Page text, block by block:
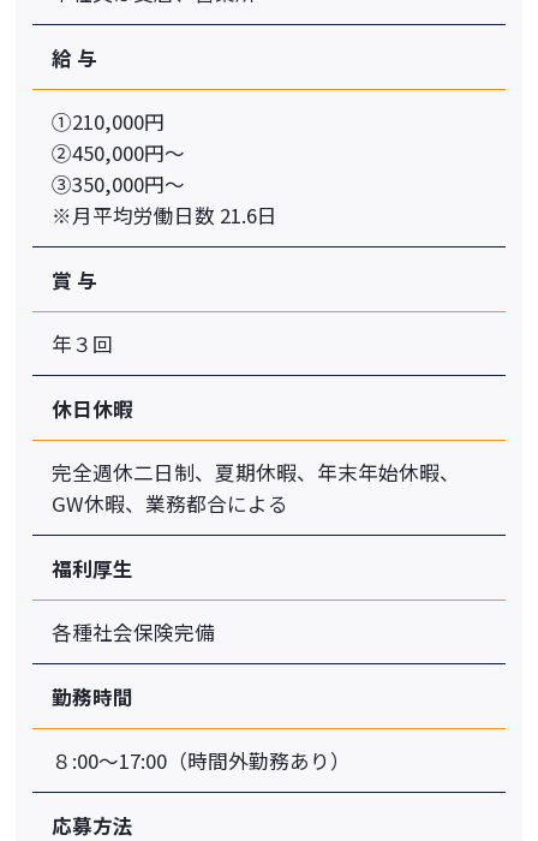
給 与
①210,000円
②450,000円〜
③350,000円〜
※⽉平均労働⽇数 21.6⽇
賞 与
年３回
休⽇休暇
完全週休二日制、夏期休暇、年末年始休暇、
GW休暇、業務都合による
福利厚⽣
各種社会保険完備
勤務時間
８:00〜17:00（時間外勤務あり）
応募⽅法